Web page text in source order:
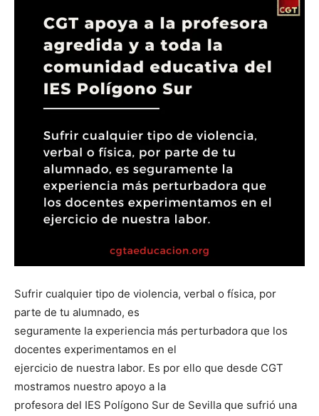
Sufrir cualquier tipo de violencia, verbal o física, por
parte de tu alumnado, es
seguramente la experiencia más perturbadora que los
docentes experimentamos en el
ejercicio de nuestra labor. Es por ello que desde CGT
mostramos nuestro apoyo a la
profesora del IES Polígono Sur de Sevilla que sufrió una